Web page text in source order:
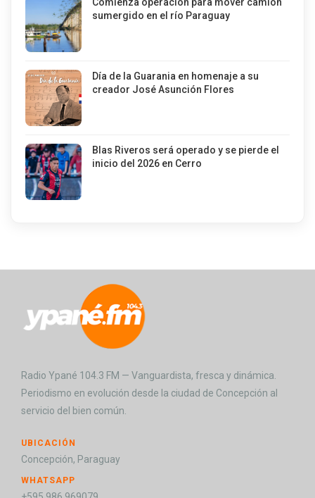
sumergido en el río Paraguay
Día de la Guarania en homenaje a su
creador José Asunción Flores
Blas Riveros será operado y se pierde el
inicio del 2026 en Cerro
Radio Ypané 104.3 FM — Vanguardista, fresca y dinámica.
Periodismo en evolución desde la ciudad de Concepción al
servicio del bien común.
UBICACIÓN
Concepción, Paraguay
WHATSAPP